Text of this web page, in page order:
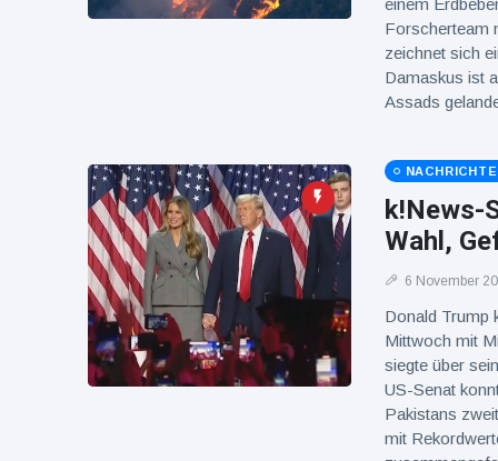
einem
Forscherteam
zeichnet sich
Damaskus ist
Assads
k!News-
Wahl,
6 November
Donald Trump
Mittwoch mit
siegte über
US-Senat
Pakistans
mit